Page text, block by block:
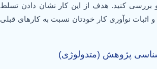
بررسی کنید. هدف از این کار نشان دادن تسلط
اثبات نوآوری کار خودتان نسبت به کارهای قبلی
پژوهش (متدولوژی)